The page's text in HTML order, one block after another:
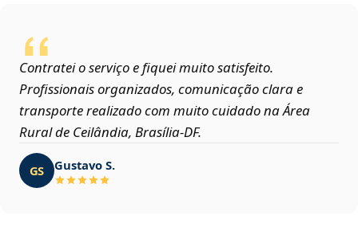
Contratei o serviço e fiquei muito satisfeito.
Profissionais organizados, comunicação clara e
transporte realizado com muito cuidado na Área
Rural de Ceilândia, Brasília‑DF.
GS Gustavo S.